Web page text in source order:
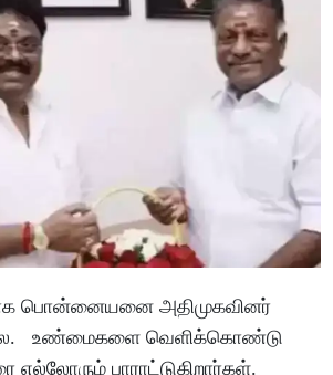
பொன்னையனை அதிமுகவினர்
உண்மைகளை வெளிக்கொண்டு
பாராட்டுகிறார்கள்.